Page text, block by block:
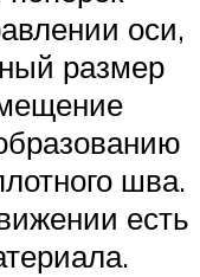
оси,
размер
шва.
есть